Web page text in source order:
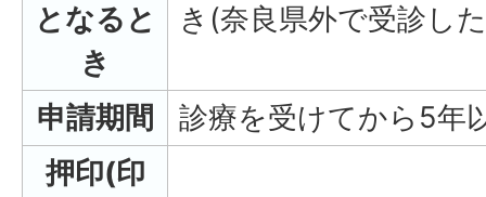
となると
き
き(奈良県外で受診し
申請期間
診療を受けてから5年
押印(印